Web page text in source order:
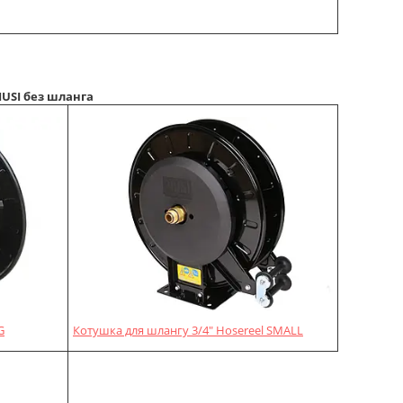
без шланга
Котушка для шлангу 3/4" Hosereel SMALL